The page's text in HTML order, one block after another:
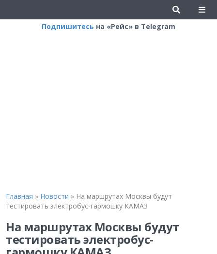
Подпишитесь на «Рейс» в Telegram
Главная » Новости » На маршрутах Москвы будут
тестировать электробус-гармошку КАМАЗ
На маршрутах Москвы будут
тестировать электробус-